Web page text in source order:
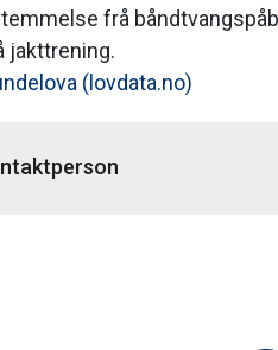
frå
jakttrening.
(lovdata.no)